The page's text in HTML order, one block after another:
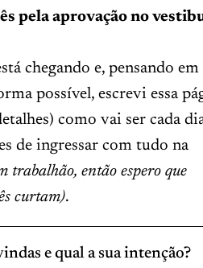
pela aprovação no
chegando e, pensando em
possível, escrevi essa
como vai ser cada
de ingressar com tudo na
trabalhão, então espero que
curtam).
e qual a sua intenção?